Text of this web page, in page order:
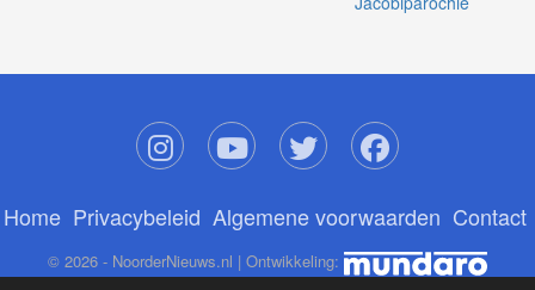
Home Privacybeleid Algemene voorwaarden Contact
© 2026 - NoorderNieuws.nl | Ontwikkeling: